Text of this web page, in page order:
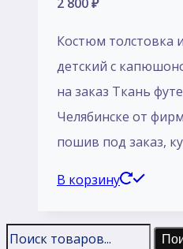
Костюм толстовка
детский с
на заказ Ткань
Челябинске от
пошив под заказ,
В корзину